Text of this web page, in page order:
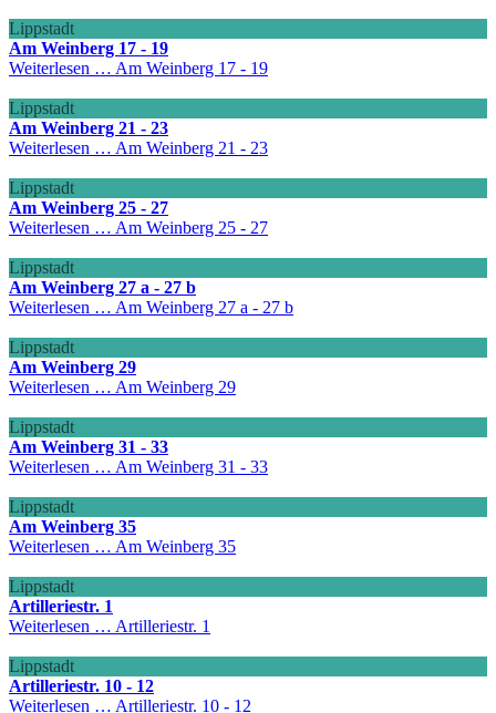
Lippstadt
Am Weinberg 17 - 19
Weiterlesen … Am Weinberg 17 - 19
Lippstadt
Am Weinberg 21 - 23
Weiterlesen … Am Weinberg 21 - 23
Lippstadt
Am Weinberg 25 - 27
Weiterlesen … Am Weinberg 25 - 27
Lippstadt
Am Weinberg 27 a - 27 b
Weiterlesen … Am Weinberg 27 a - 27 b
Lippstadt
Am Weinberg 29
Weiterlesen … Am Weinberg 29
Lippstadt
Am Weinberg 31 - 33
Weiterlesen … Am Weinberg 31 - 33
Lippstadt
Am Weinberg 35
Weiterlesen … Am Weinberg 35
Lippstadt
Artilleriestr. 1
Weiterlesen … Artilleriestr. 1
Lippstadt
Artilleriestr. 10 - 12
Weiterlesen … Artilleriestr. 10 - 12